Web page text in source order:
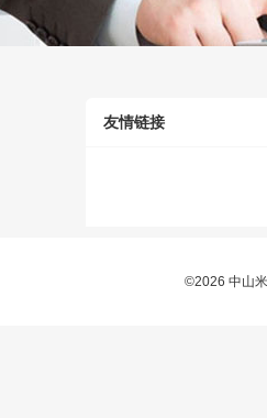
友情链接
©2026 中山